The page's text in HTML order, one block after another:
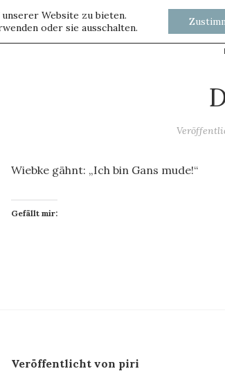
Wiebke gähnt: „Ich bin Gans mude!“
Gefällt mir:
Veröffentlicht von piri
Website zu bieten.
oder sie ausschalten.